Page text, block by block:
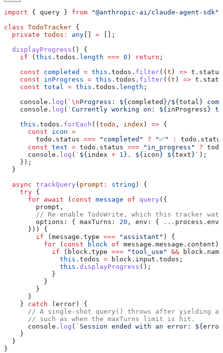
import { query } from "@anthropic-ai/claude-agent-sdk"
class TodoTracker {
  private
todos : any [] = [];
  displayProgress
() {
    if
(this . todos . length === 0 ) return ;
    const
completed = this . todos . filter((t ) => t . status
    const
inProgress = this . todos . filter((t ) => t .
    const
total = this . todos . length ;
    console
. log ( ` \nProgress: ${completed } /${total }
    console
. log ( `Currently working on: ${inProgress}
    this
. todos . forEach ((todo , index ) => {
      const
icon =
        todo
. status === "completed" ? "✅" : todo .
      const
text = todo . status === "in_progress" ? todo
      console
. log ( ` ${index + 1 } . ${icon} ${text} ` );
    });
  }
  async
trackQuery ( prompt : string ) {
    try
{
      for
await ( const message of query ({
        prompt
,
// Re-enable TodoWrite, which this tracker
        options:
{ maxTurns: 20 , env: { ... process . env
      })) {
        if
(message . type === "assistant" ) {
          for
( const block of message . message . content )
            if
( block . type === "tool_use" && block . name
              this
. todos = block . input . todos ;
              this
. displayProgress ();
            }
          }
        }
      }
    }
catch (error) {
// A single-shot query() throws after yielding
      // such as when the maxTurns limit is hit.
      console
. log ( `Session ended with an error: ${error
    }
  }
}